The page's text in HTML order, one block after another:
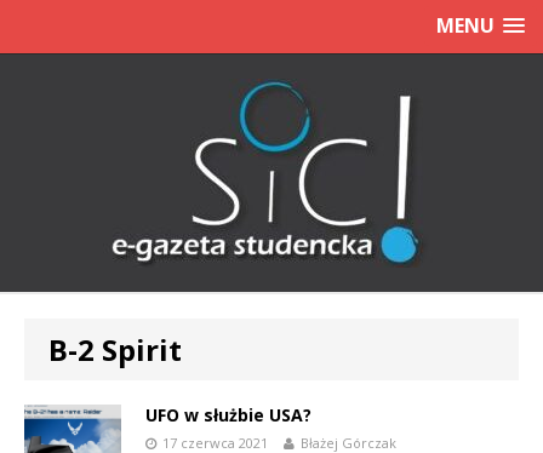
MENU
B-2 Spirit
UFO w służbie USA?
17 czerwca 2021 Błażej Górczak